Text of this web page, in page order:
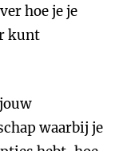
hoe je je
kunt
waarbij je